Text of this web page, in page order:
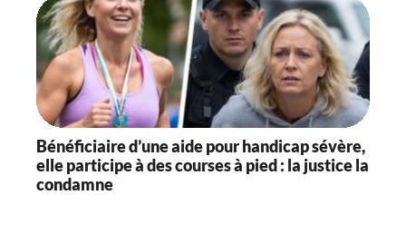
Bénéficiaire d’une aide pour handicap sévère,
elle participe à des courses à pied : la justice la
condamne